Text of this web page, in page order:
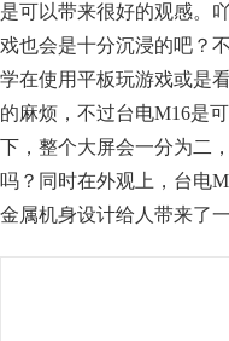
是可以带来很好的观感。
戏也会是十分沉浸的吧？
学在使用平板玩游戏或是
的麻烦，不过台电M16是
下，整个大屏会一分为二
吗？同时在外观上，台电
金属机身设计给人带来了